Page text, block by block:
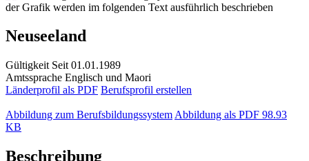
Neuseeland
Gültigkeit Seit 01.01.1989
Amtssprache Englisch und Maori
Länderprofil als PDF Berufsprofil erstellen
Abbildung zum Berufsbildungssystem Abbildung als PDF 98.93
KB
Beschreibung